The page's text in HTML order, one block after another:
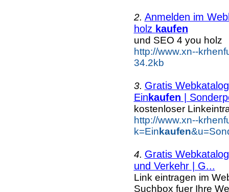
2. Anmelden im
holz kaufen
und SEO 4 you holz
http://www.xn--
34.2kb
3. Gratis
Ein kaufen |
kostenloser
http://www.xn--
k=Ein kaufen
4. Gratis
und Verkehr | G...
Link eintragen im
Suchbox fuer Ihre